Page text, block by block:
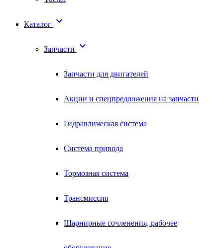
Каталог 
Запчасти 
Запчасти для двигателей
Акции и спецпредложения на запчасти
Гидравлическая система
Система привода
Тормозная система
Трансмиссия
Шарнирные сочленения, рабочее